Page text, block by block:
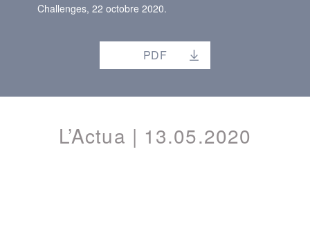
Challenges, 22 octobre 2020.
PDF
L’Actua | 13.05.2020